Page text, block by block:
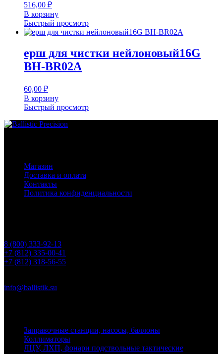
516,00 ₽
В корзину
Быстрый просмотр
ерш для чистки нейлоновый16G
BH-BR02A
60,00 ₽
В корзину
Быстрый просмотр
Магазин
Доставка и оплата
Контакты
Политика конфиденциальности
8 (800) 333-92-13
+7 (812) 335-00-41
+7 (812) 318-56-55
info@ballistik.su
Заправочные станции, насосы, баллоны
Коллиматоры
ЛЦУ, ЛХП, фонари подствольные тактические